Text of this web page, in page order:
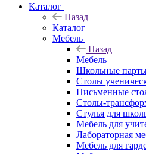
Каталог
Назад
Каталог
Мебель
Назад
Мебель
Школьные
Столы
Письменные
Столы-
Стулья для
Мебель для
Лабораторная
Мебель для